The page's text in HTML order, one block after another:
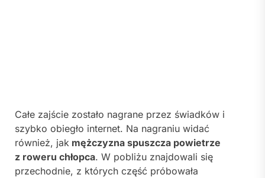
Całe zajście zostało nagrane przez świadków i
szybko obiegło internet. Na nagraniu widać
również, jak mężczyzna spuszcza powietrze
z roweru chłopca. W pobliżu znajdowali się
przechodnie, z których część próbowała